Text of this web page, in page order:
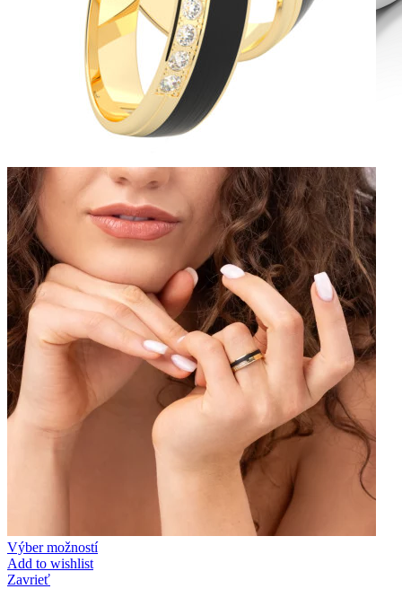
Diamond Line
Zásnubné prstne z kolekcie Diamonds line.
Výber možností
Add to wishlist
Zavrieť